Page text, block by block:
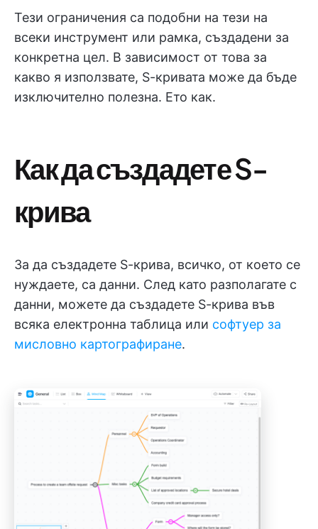
Тези ограничения са подобни на тези на
всеки инструмент или рамка, създадени за
конкретна цел. В зависимост от това за
какво я използвате, S-кривата може да бъде
изключително полезна. Ето как.
Как да създадете S-
крива
За да създадете S-крива, всичко, от което се
нуждаете, са данни. След като разполагате с
данни, можете да създадете S-крива във
всяка електронна таблица или софтуер за
мисловно картографиране.